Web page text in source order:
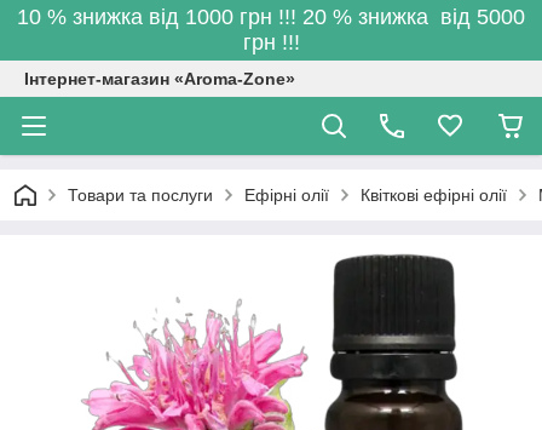
10 % знижка від 1000 грн !!! 20 % знижка від 5000
грн !!!
Інтернет-магазин «Aroma-Zone»
Товари та послуги Ефірні олії Квіткові ефірні олії